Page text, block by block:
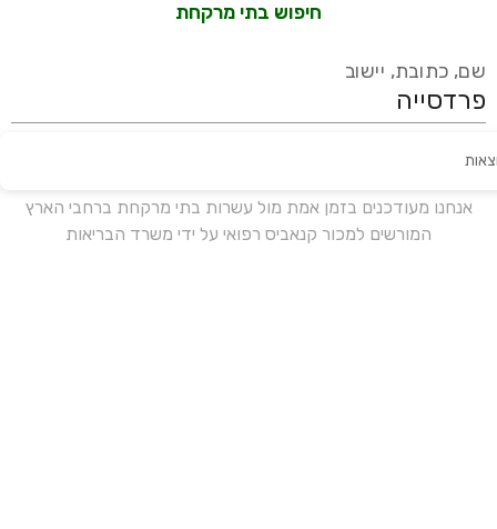
חיפוש בתי מרקחת
שם, כתובת, יישוב
אנחנו מעודכנים בזמן אמת מול עשרות בתי מרקחת ברחבי הארץ
המורשים למכור קנאביס רפואי על ידי משרד הבריאות